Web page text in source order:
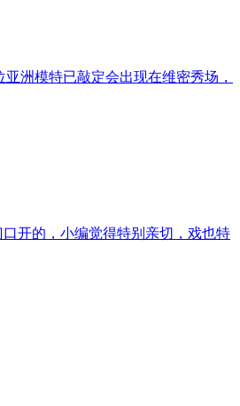
洲模特已敲定会出现在维密秀场，
开的，小编觉得特别亲切，戏也特